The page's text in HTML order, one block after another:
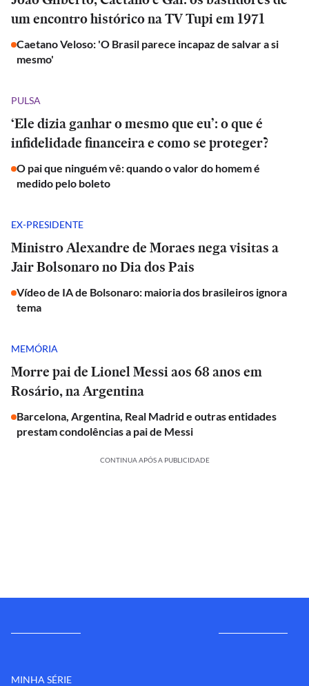
um encontro histórico na TV Tupi em 1971
Caetano Veloso: 'O Brasil parece incapaz de salvar a si
mesmo'
PULSA
‘Ele dizia ganhar o mesmo que eu’: o que é
infidelidade financeira e como se proteger?
O pai que ninguém vê: quando o valor do homem é
medido pelo boleto
EX-PRESIDENTE
Ministro Alexandre de Moraes nega visitas a
Jair Bolsonaro no Dia dos Pais
Vídeo de IA de Bolsonaro: maioria dos brasileiros ignora
tema
MEMÓRIA
Morre pai de Lionel Messi aos 68 anos em
Rosário, na Argentina
Barcelona, Argentina, Real Madrid e outras entidades
prestam condolências a pai de Messi
CONTINUA APÓS A PUBLICIDADE
MINHA SÉRIE